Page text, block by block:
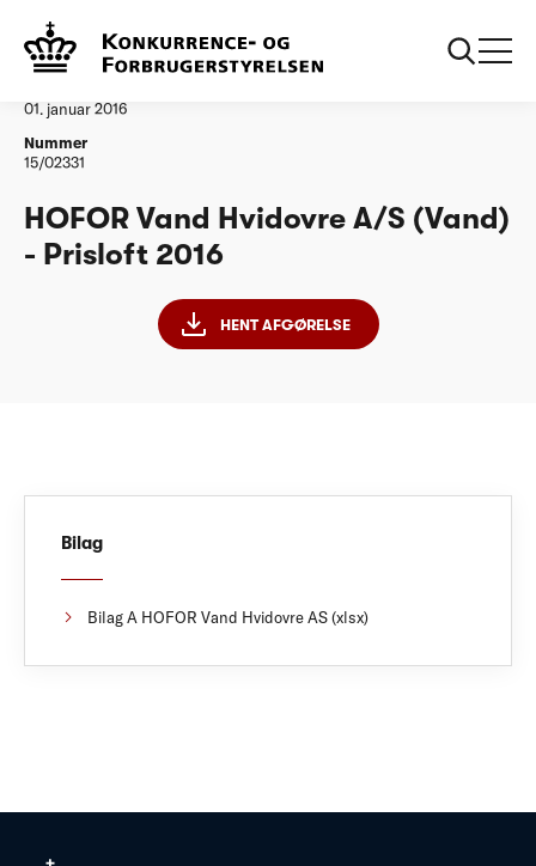
Vandtilsyn
01. januar 2016
Nummer
15/02331
HOFOR Vand Hvidovre A/S (Vand)
- Prisloft 2016
HENT AFGØRELSE
Bilag
Bilag A HOFOR Vand Hvidovre AS (xlsx)